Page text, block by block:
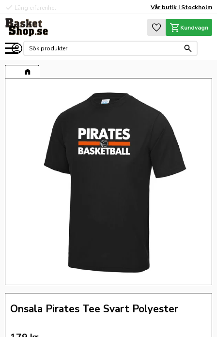
Meny
check Lång erfarenhet
check Hög kvalité Vår butik i Stockholm
Favoriter
Kundvagn
Onsala Pirates Tee Svart Polyester